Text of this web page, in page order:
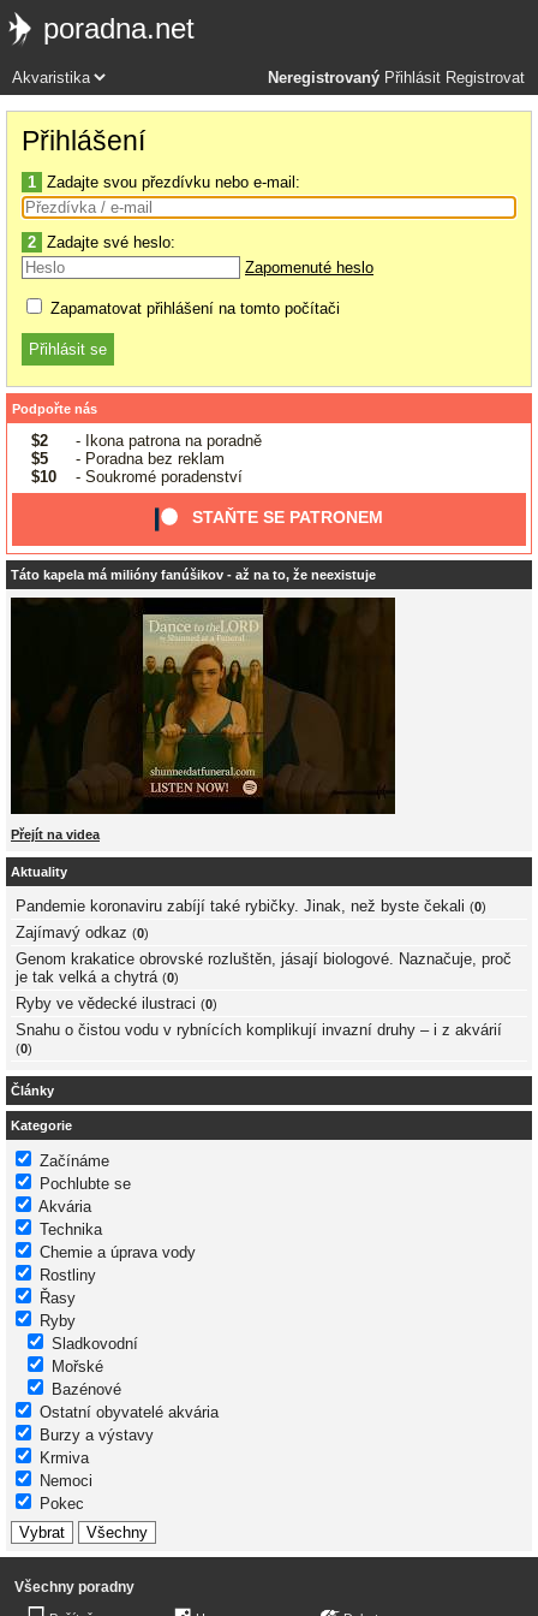
poradna.net
Neregistrovaný Přihlásit Registrovat
Přihlášení
1 Zadajte svou přezdívku nebo e-mail:
2 Zadajte své heslo:
Zapomenuté heslo
Zapamatovat přihlášení na tomto počítači
Podpořte nás
$2
- Ikona patrona na poradně
$5
- Poradna bez reklam
$10
- Soukromé poradenství
STAŇTE SE PATRONEM
Táto kapela má milióny fanúšikov - až na to, že neexistuje
Přejít na videa
Aktuality
Pandemie koronaviru zabíjí také rybičky. Jinak, než byste čekali (0)
Zajímavý odkaz (0)
Genom krakatice obrovské rozluštěn, jásají biologové. Naznačuje, proč
je tak velká a chytrá (0)
Ryby ve vědecké ilustraci (0)
Snahu o čistou vodu v rybnících komplikují invazní druhy – i z akvárií
(0)
Články
Kategorie
Začínáme
Pochlubte se
Akvária
Technika
Chemie a úprava vody
Rostliny
Řasy
Ryby
Sladkovodní
Mořské
Bazénové
Ostatní obyvatelé akvária
Burzy a výstavy
Krmiva
Nemoci
Pokec
Všechny poradny